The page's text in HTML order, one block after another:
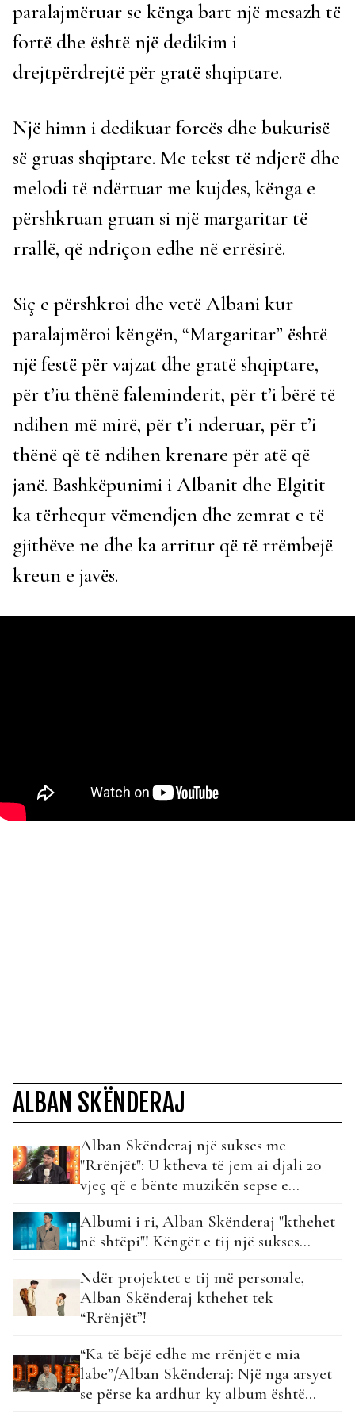
paralajmëruar se kënga bart një mesazh të
fortë dhe është një dedikim i
drejtpërdrejtë për gratë shqiptare.
Një himn i dedikuar forcës dhe bukurisë
së gruas shqiptare. Me tekst të ndjerë dhe
melodi të ndërtuar me kujdes, kënga e
përshkruan gruan si një margaritar të
rrallë, që ndriçon edhe në errësirë.
Siç e përshkroi dhe vetë Albani kur
paralajmëroi këngën, “Margaritar” është
një festë për vajzat dhe gratë shqiptare,
për t’iu thënë faleminderit, për t’i bërë të
ndihen më mirë, për t’i nderuar, për t’i
thënë që të ndihen krenare për atë që
janë. Bashkëpunimi i Albanit dhe Elgitit
ka tërhequr vëmendjen dhe zemrat e të
gjithëve ne dhe ka arritur që të rrëmbejë
kreun e javës.
ALBAN SKËNDERAJ
Alban Skënderaj një sukses me
"Rrënjët": U ktheva të jem ai djali 20
vjeç që e bënte muzikën sepse e
Albumi i ri, Alban Skënderaj "kthehet
në shtëpi"! Këngët e tij një sukses...
Ndër projektet e tij më personale,
Alban Skënderaj kthehet tek
“Rrënjët”!
“Ka të bëjë edhe me rrënjët e mia
labe”/Alban Skënderaj: Një nga arsyet
se përse ka ardhur ky album është…